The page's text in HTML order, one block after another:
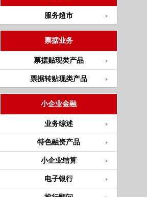
服务超市
票据业务
票据贴现类产品
票据转贴现类产品
小企业金融
业务综述
特色融资产品
小企业结算
电子银行